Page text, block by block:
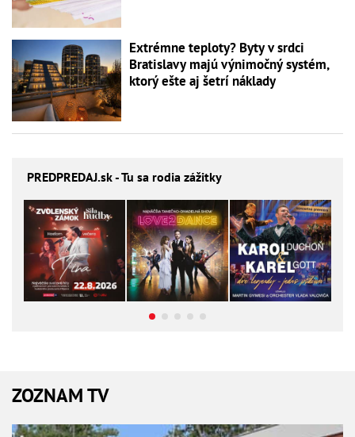
Extrémne teploty? Byty v srdci
Bratislavy majú výnimočný systém,
ktorý ešte aj šetrí náklady
PREDPREDAJ.sk - Tu sa rodia zážitky
ZOZNAM TV